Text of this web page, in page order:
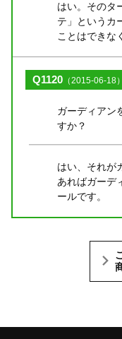
はい。そのタ
テ」というカ
ことはできな
Q1120 （2015-06-18）
ガーディアン
すか？
はい、それが
あればガーデ
ールです。